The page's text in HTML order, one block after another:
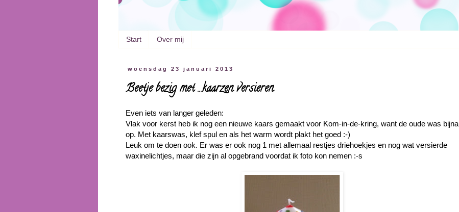
Start Over mij
woensdag 23 januari 2013
Beetje bezig met ...kaarzen versieren
Even iets van langer geleden:
Vlak voor kerst heb ik nog een nieuwe kaars gemaakt voor Kom-in-de-kring, want de oude was bijna
op. Met kaarswas, klef spul en als het warm wordt plakt het goed :-)
Leuk om te doen ook. Er was er ook nog 1 met allemaal restjes driehoekjes en nog wat versierde
waxinelichtjes, maar die zijn al opgebrand voordat ik foto kon nemen :-s